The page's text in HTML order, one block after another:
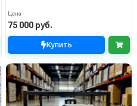
Цена
75 000 руб.
Купить